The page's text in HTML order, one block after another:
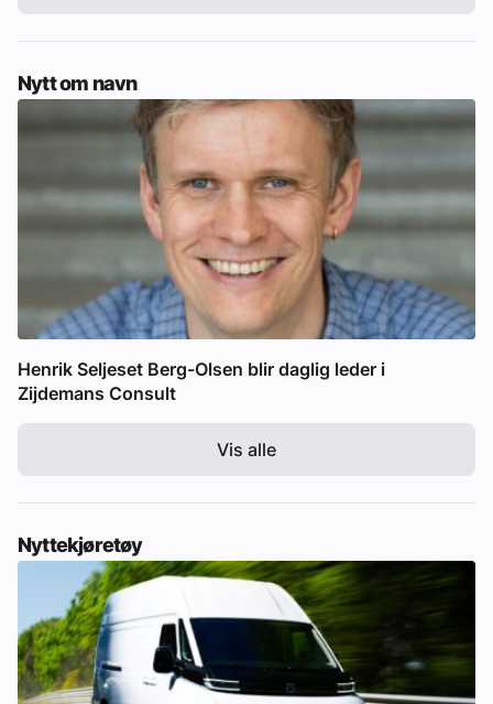
Nytt om navn
Henrik Seljeset Berg-Olsen blir daglig leder i
Zijdemans Consult
Vis alle
Nyttekjøretøy